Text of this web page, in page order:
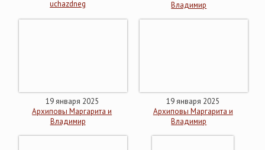
uchazdneg
Владимир
19 января 2025
Архиповы Маргарита и
Владимир
19 января 2025
Архиповы Маргарита и
Владимир